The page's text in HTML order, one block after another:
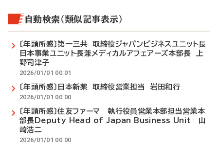
自動検索（類似記事表示）
〔年頭所感〕第一三共 取締役ジャパンビジネスユニット長
日本事業ユニット長兼メディカルアフェアーズ本部長 上
野司津子
2026/01/01 00:01
〔年頭所感〕日本新薬 取締役営業担当 岩田和行
2026/01/01 00:00
〔年頭所感〕住友ファーマ 執行役員営業本部担当営業本
部長Deputy Head of Japan Business Unit 山
崎浩二
2026/01/01 00:00